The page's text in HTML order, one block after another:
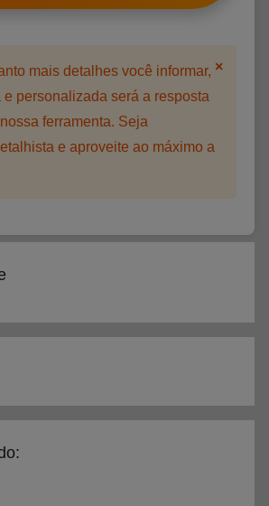
mais detalhes você informar,
e personalizada será a resposta
ferramenta. Seja
e aproveite ao máximo a
×